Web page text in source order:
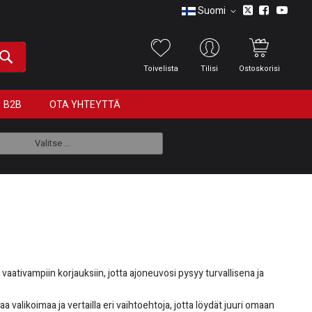
Suomi
Toivelista Tilisi Ostoskorisi
B2B OTA YHTEYTTÄ
Valitse ...
korjauksiin, jotta ajoneuvosi pysyy turvallisena ja
valikoimaa ja vertailla eri vaihtoehtoja, jotta löydät juuri omaan